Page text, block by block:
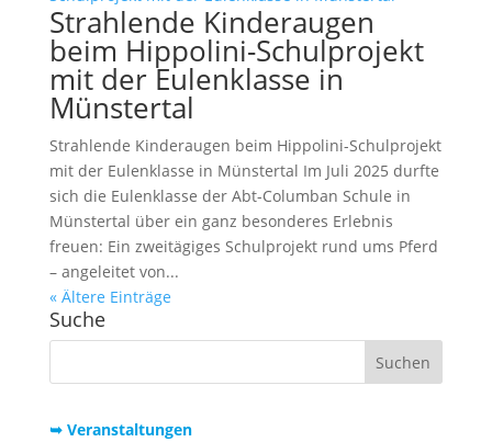
Strahlende Kinderaugen
beim Hippolini-Schulprojekt
mit der Eulenklasse in
Münstertal
Strahlende Kinderaugen beim Hippolini-Schulprojekt
mit der Eulenklasse in Münstertal Im Juli 2025 durfte
sich die Eulenklasse der Abt-Columban Schule in
Münstertal über ein ganz besonderes Erlebnis
freuen: Ein zweitägiges Schulprojekt rund ums Pferd
– angeleitet von...
« Ältere Einträge
Suche
➥ Veranstaltungen